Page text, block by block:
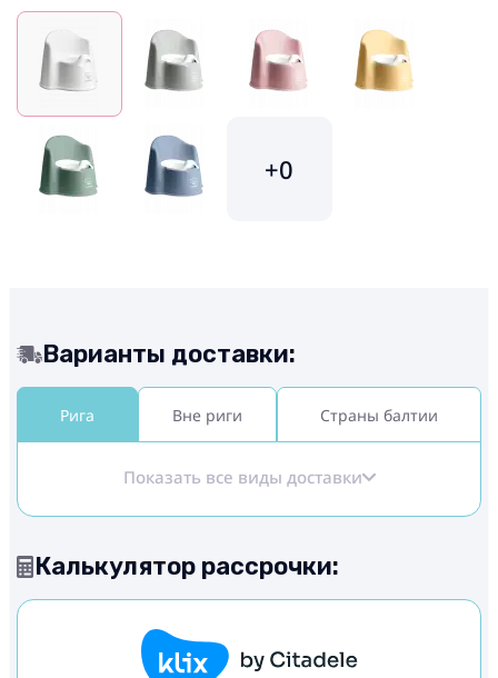
+0
Варианты доставки:
Рига Вне риги Страны балтии
Показать все виды доставки
Калькулятор рассрочки: